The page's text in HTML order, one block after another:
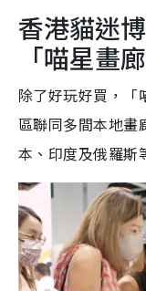
香港貓迷
「喵星畫
除了好玩好買，「
區聯同多間本地畫
本、印度及俄羅斯